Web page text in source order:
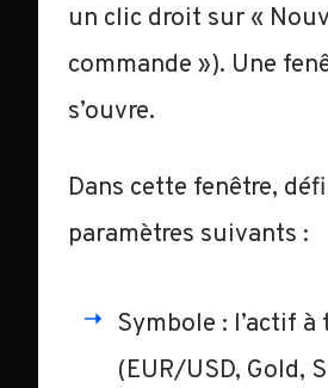
un clic droit sur «
commande »). Une
s’ouvre.
Dans cette fenêtre,
paramètres suivants :
Symbole : l’actif à
(EUR/USD, Gold,